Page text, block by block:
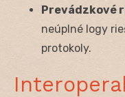
Prevádzkové
neúplné logy
protokoly.